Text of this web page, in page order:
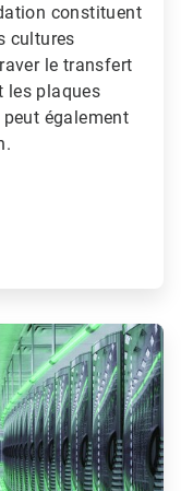
constituent
cultures
le transfert
les plaques
également